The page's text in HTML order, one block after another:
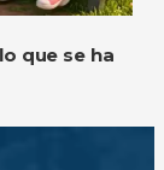
que se ha